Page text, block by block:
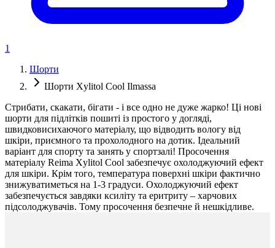
1
Шорти
Шорти Xylitol Cool Ilmassa
Стрибати, скакати, бігати - і все одно не дуже жарко! Ці нові
шорти для підлітків пошиті із простого у догляді,
швидковисихаючого матеріалу, що відводить вологу від
шкіри, приємного та прохолодного на дотик. Ідеальний
варіант для спорту та занять у спортзалі! Просочення
матеріалу Reima Xylitol Cool забезпечує охолоджуючий ефект
для шкіри. Крім того, температура поверхні шкіри фактично
знижуватиметься на 1-3 градуси. Охолоджуючий ефект
забезпечується завдяки ксиліту та еритриту – харчових
підсолоджувачів. Тому просочення безпечне й нешкідливе.